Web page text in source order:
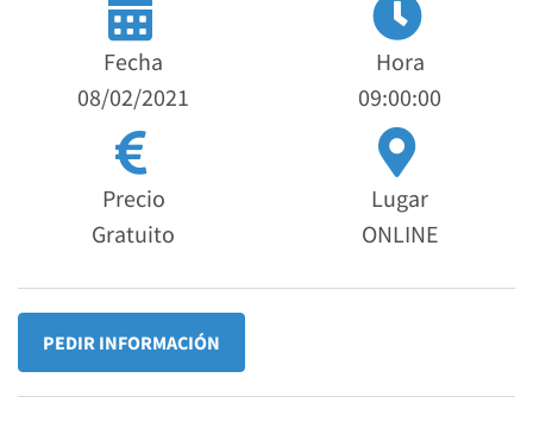
Fecha
08/02/2021
Hora
09:00:00
Precio
Gratuito
Lugar
ONLINE
PEDIR INFORMACIÓN